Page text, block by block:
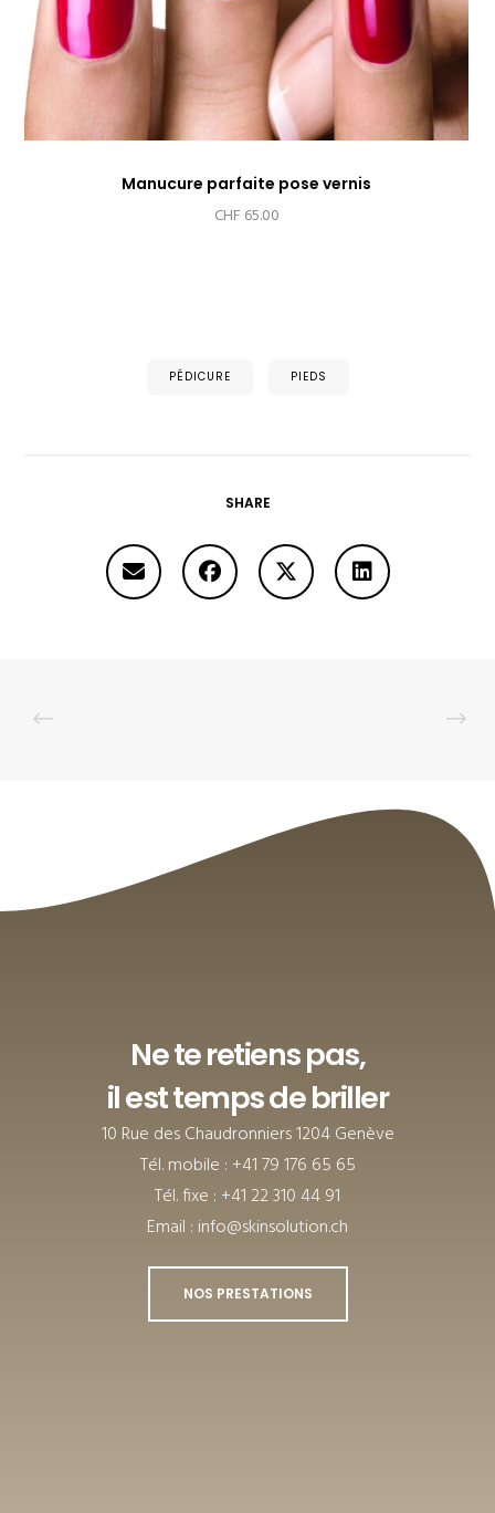
Manucure parfaite pose vernis
CHF 65.00
PÉDICURE PIEDS
SHARE
Ne te retiens pas,
il est temps de briller
10 Rue des Chaudronniers 1204 Genève
Tél. mobile : +41 79 176 65 65
Tél. fixe : +41 22 310 44 91
Email : info@skinsolution.ch
NOS PRESTATIONS